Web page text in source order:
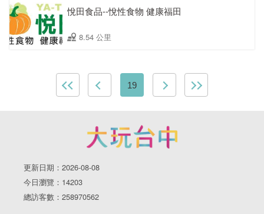
悅田食品--悅性食物 健康福田
8.54 公里
19
更新日期：2026-08-08
今日瀏覽：14203
總訪客數：258970562